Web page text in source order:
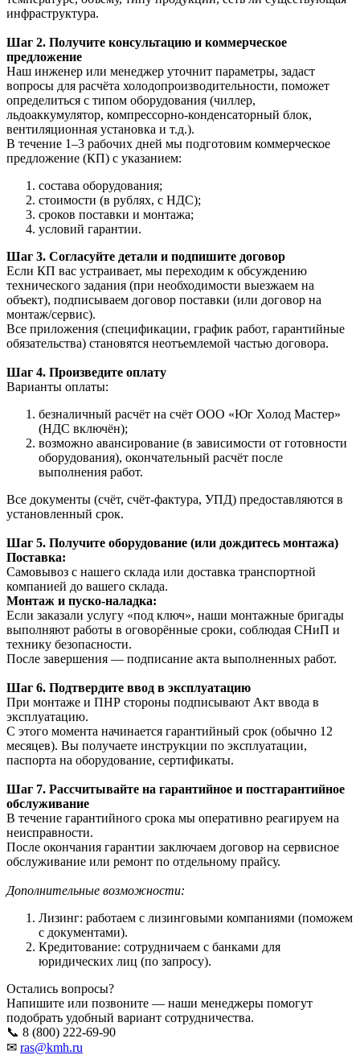
инфраструктура.
Шаг 2. Получите консультацию и коммерческое
предложение
Наш инженер или менеджер уточнит параметры, задаст
вопросы для расчёта холодопроизводительности, поможет
определиться с типом оборудования (чиллер,
льдоаккумулятор, компрессорно-конденсаторный блок,
вентиляционная установка и т.д.).
В течение 1–3 рабочих дней мы подготовим коммерческое
предложение (КП) с указанием:
состава оборудования;
стоимости (в рублях, с НДС);
сроков поставки и монтажа;
условий гарантии.
Шаг 3. Согласуйте детали и подпишите договор
Если КП вас устраивает, мы переходим к обсуждению
технического задания (при необходимости выезжаем на
объект), подписываем договор поставки (или договор на
монтаж/сервис).
Все приложения (спецификации, график работ, гарантийные
обязательства) становятся неотъемлемой частью договора.
Шаг 4. Произведите оплату
Варианты оплаты:
безналичный расчёт на счёт ООО «Юг Холод Мастер»
(НДС включён);
возможно авансирование (в зависимости от готовности
оборудования), окончательный расчёт после
выполнения работ.
Все документы (счёт, счёт-фактура, УПД) предоставляются в
установленный срок.
Шаг 5. Получите оборудование (или дождитесь монтажа)
Поставка:
Самовывоз с нашего склада или доставка транспортной
компанией до вашего склада.
Монтаж и пуско-наладка:
Если заказали услугу «под ключ», наши монтажные бригады
выполняют работы в оговорённые сроки, соблюдая СНиП и
технику безопасности.
После завершения — подписание акта выполненных работ.
Шаг 6. Подтвердите ввод в эксплуатацию
При монтаже и ПНР стороны подписывают Акт ввода в
эксплуатацию.
С этого момента начинается гарантийный срок (обычно 12
месяцев). Вы получаете инструкции по эксплуатации,
паспорта на оборудование, сертификаты.
Шаг 7. Рассчитывайте на гарантийное и постгарантийное
обслуживание
В течение гарантийного срока мы оперативно реагируем на
неисправности.
После окончания гарантии заключаем договор на сервисное
обслуживание или ремонт по отдельному прайсу.
Дополнительные возможности:
Лизинг: работаем с лизинговыми компаниями (поможем
с документами).
Кредитование: сотрудничаем с банками для
юридических лиц (по запросу).
Остались вопросы?
Напишите или позвоните — наши менеджеры помогут
подобрать удобный вариант сотрудничества.
📞 8 (800) 222-69-90
✉ ras@kmh.ru